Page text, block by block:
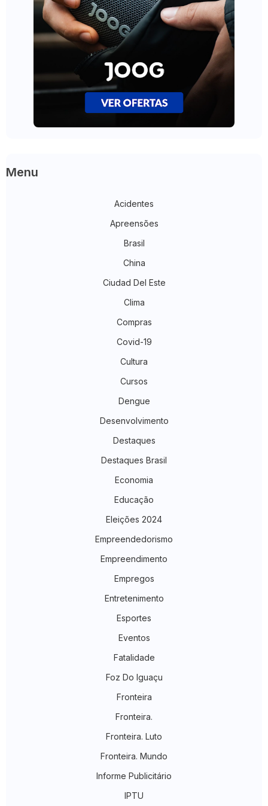
Menu
Acidentes
Apreensões
Brasil
China
Ciudad Del Este
Clima
Compras
Covid-19
Cultura
Cursos
Dengue
Desenvolvimento
Destaques
Destaques Brasil
Economia
Educação
Eleições 2024
Empreendedorismo
Empreendimento
Empregos
Entretenimento
Esportes
Eventos
Fatalidade
Foz Do Iguaçu
Fronteira
Fronteira.
Fronteira. Luto
Fronteira. Mundo
Informe Publicitário
IPTU